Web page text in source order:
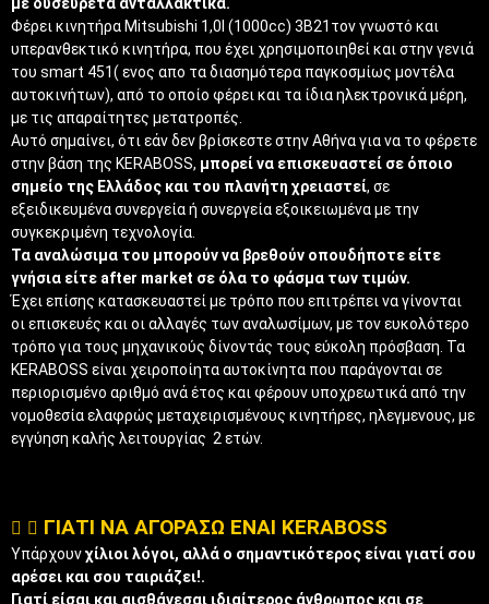
με δυσεύρετα ανταλλακτικά.
Φέρει κινητήρα Mitsubishi 1,0l (1000cc) 3Β21τον γνωστό και
υπερανθεκτικό κινητήρα, που έχει χρησιμοποιηθεί και στην γενιά
του smart 451( ενος απο τα διασημότερα παγκοσμίως μοντέλα
αυτοκινήτων), από το οποίο φέρει και τα ίδια ηλεκτρονικά μέρη,
με τις απαραίτητες μετατροπές.
Αυτό σημαίνει, ότι εάν δεν βρίσκεστε στην Αθήνα για να το φέρετε
στην βάση της KERABOSS, μπορεί να επισκευαστεί σε όποιο
σημείο της Ελλάδος και του πλανήτη χρειαστεί, σε
εξειδικευμένα συνεργεία ή συνεργεία εξοικειωμένα με την
συγκεκριμένη τεχνολογία.
Τα αναλώσιμα του μπορούν να βρεθούν οπουδήποτε είτε
γνήσια είτε after market σε όλα το φάσμα των τιμών.
Έχει επίσης κατασκευαστεί με τρόπο που επιτρέπει να γίνονται
οι επισκευές και οι αλλαγές των αναλωσίμων, με τον ευκολότερο
τρόπο για τους μηχανικούς δίνοντάς τους εύκολη πρόσβαση. Τα
KERABOSS είναι χειροποίητα αυτοκίνητα που παράγονται σε
περιορισμένο αριθμό ανά έτος και φέρουν υποχρεωτικά από την
νομοθεσία ελαφρώς μεταχειρισμένους κινητήρες, ηλεγμενους, με
εγγύηση καλής λειτουργίας 2 ετών.
ΓΙΑΤΙ ΝΑ ΑΓΟΡΑΣΩ ΕΝΑΙ KERABOSS
Υπάρχουνχίλιοι λόγοι, αλλά ο σημαντικότερος είναι γιατί σου
αρέσει και σου ταιριάζει!.
Γιατί είσαι και αισθάνεσαι ιδιαίτερος άνθρωπος και σε